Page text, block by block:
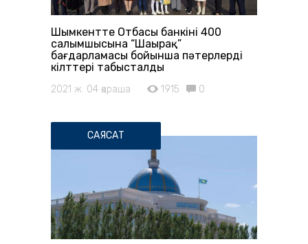
Шымкентте Отбасы банкінің 400
салымшысына “Шаңырақ”
бағдарламасы бойынша пәтерлердің
кілттері табысталды
2021 ж. 04 қараша 1915 0
САЯСАТ